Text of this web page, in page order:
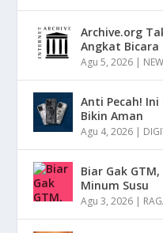
Archive.org
Angkat Bicara
Agu 5, 2026 |
Anti Pecah! Ini
Bikin Aman
Agu 4, 2026 |
Biar Gak
Minum Susu
Agu 3, 2026 |